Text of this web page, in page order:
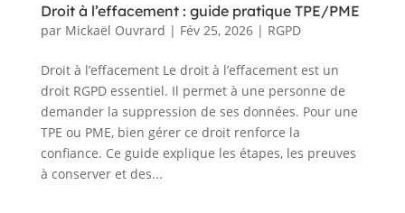
Droit à l’effacement : guide pratique TPE/PME
par Mickaël Ouvrard | Fév 25, 2026| RGPD
Droit à l’effacement Le droit à l’effacement est un
droit RGPD essentiel. Il permet à une personne de
demander la suppression de ses données. Pour une
TPE ou PME, bien gérer ce droit renforce la
confiance. Ce guide explique les étapes, les preuves
à conserver et des...